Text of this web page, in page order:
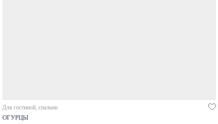
Для гостиной, спальни
ОГУРЦЫ